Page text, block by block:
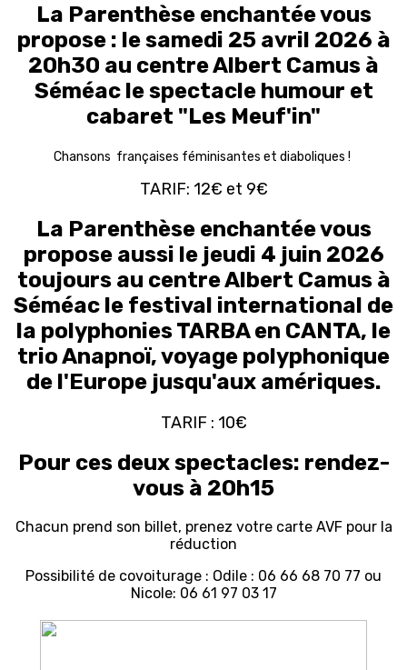
La Parenthèse enchantée vous
propose : le samedi 25 avril 2026 à
20h30 au centre Albert Camus à
Séméac le spectacle humour et
cabaret "Les Meuf'in"
Chansons françaises féminisantes et diaboliques !
TARIF: 12€ et 9€
La Parenthèse enchantée vous
propose aussi le jeudi 4 juin 2026
toujours au centre Albert Camus à
Séméac le festival international de
la polyphonies TARBA en CANTA, le
trio Anapnoï, voyage polyphonique
de l'Europe jusqu'aux amériques.
TARIF : 10€
Pour ces deux spectacles: rendez-
vous à 20h15
Chacun prend son billet, prenez votre carte AVF pour la
réduction
Possibilité de covoiturage : Odile : 06 66 68 70 77 ou
Nicole: 06 61 97 03 17